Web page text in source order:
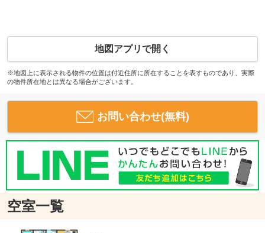
地図アプリで開く
※地図上に表示される物件の位置は付近住所に所在することを表すものであり、実際
の物件所在地とは異なる場合がございます。
お問い合わせ(無料)
空室一覧